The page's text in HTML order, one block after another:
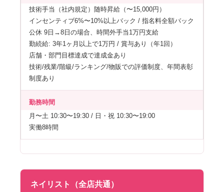
技術手当（社内規定）随時昇給（〜15,000円）
インセンティブ6%〜10%以上バック / 指名料全額バック
公休 9日→8日の場合、時間外手当1万円支給
勤続給: 3年1ヶ月以上で1万円 / 賞与あり（年1回）
店舗・部門目標達成で達成金あり
技術/残業/階級/ランキング/物販での評価制度、年間表彰
制度あり
勤務時間
月〜土 10:30〜19:30 / 日・祝 10:30〜19:00
実働8時間
ネイリスト（全店共通）